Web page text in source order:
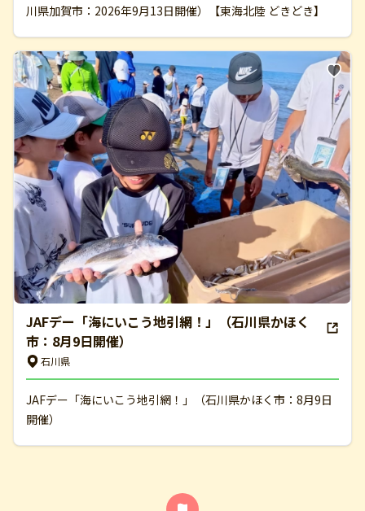
川県加賀市：2026年9月13日開催）【東海北陸 どきどき】
JAFデー「海にいこう地引網！」（石川県かほく
市：8月9日開催）
石川県
JAFデー「海にいこう地引網！」（石川県かほく市：8月9日
開催）